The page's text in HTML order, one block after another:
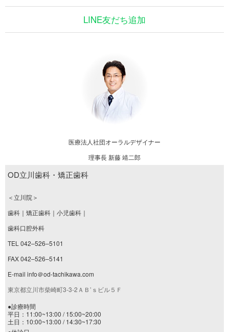
LINE友だち追加
医療法人社団オーラルデザイナー
理事長 新藤 靖二郎
OD立川歯科・矯正歯科
＜立川院＞
歯科｜矯正歯科｜小児歯科｜
歯科口腔外科
TEL 042–526–5101
FAX 042–526–5141
E-mail info＠od-tachikawa.com
東京都立川市柴崎町3-3-2ＡＢ’ｓビル５Ｆ
●診療時間
平日：11:00~13:00 / 15:00~20:00
土日：10:00~13:00 / 14:30~17:30